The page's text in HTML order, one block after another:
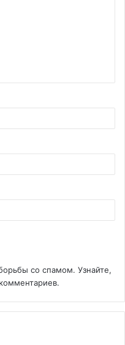
со спамом. Узнайте,
.